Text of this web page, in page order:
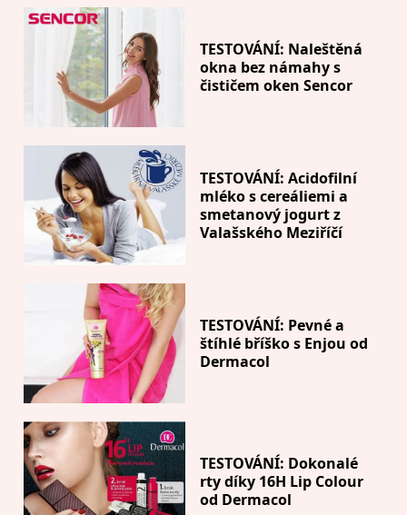
TESTOVÁNÍ: Naleštěná
okna bez námahy s
čističem oken Sencor
TESTOVÁNÍ: Acidofilní
mléko s cereáliemi a
smetanový jogurt z
Valašského Meziříčí
TESTOVÁNÍ: Pevné a
štíhlé bříško s Enjou od
Dermacol
TESTOVÁNÍ: Dokonalé
rty díky 16H Lip Colour
od Dermacol